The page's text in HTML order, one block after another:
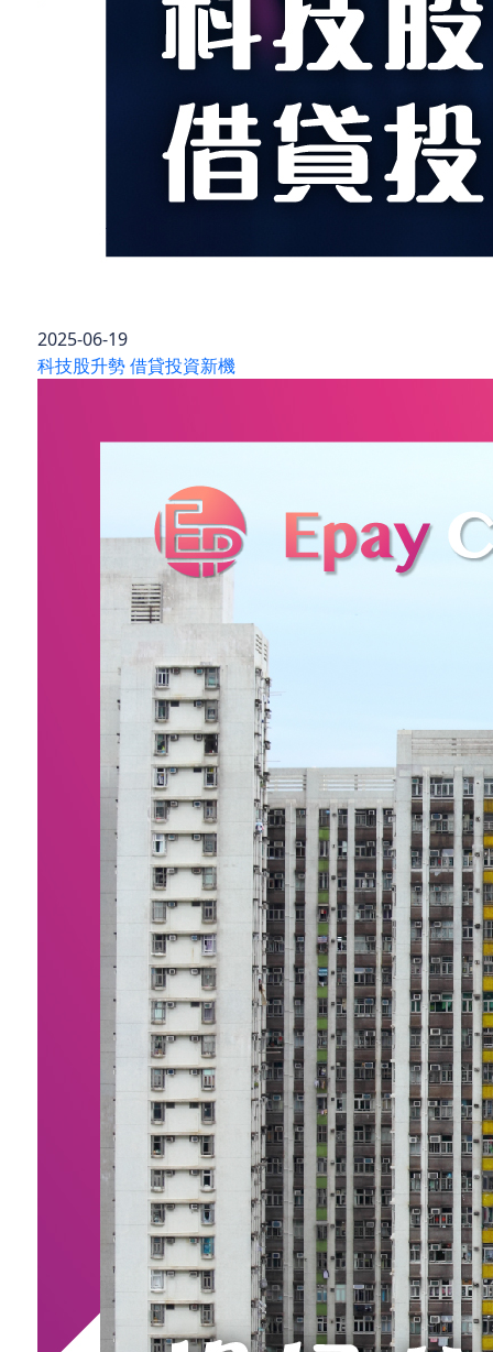
2025-06-19
科技股升勢 借貸投資新機